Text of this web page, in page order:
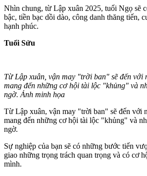
Nhìn chung, từ Lập xuân 2025, tuổi Ngọ sẽ
bậc, tiền bạc dồi dào, công danh thăng tiến,
hạnh phúc.
Tuổi Sửu
Từ Lập xuân, vận may "trời ban" sẽ đến với
mang đến những cơ hội tài lộc "khủng" và
ngờ. Ảnh minh họa
Từ Lập xuân, vận may "trời ban" sẽ đến với
mang đến những cơ hội tài lộc "khủng" và
ngờ.
Sự nghiệp của bạn sẽ có những bước tiến
giao những trọng trách quan trọng và có cơ
mình.